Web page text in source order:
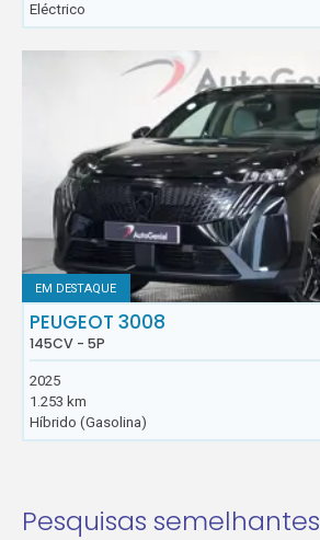
Eléctrico
EM DESTAQUE
PEUGEOT 3008
145CV - 5P
2025
1.253 km
Híbrido (Gasolina)
Pesquisas semelhantes